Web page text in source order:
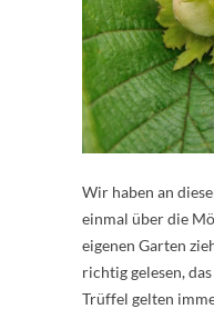
Wir haben an
einmal über die
eigenen Garten
richtig gelesen,
Trüffel gelten